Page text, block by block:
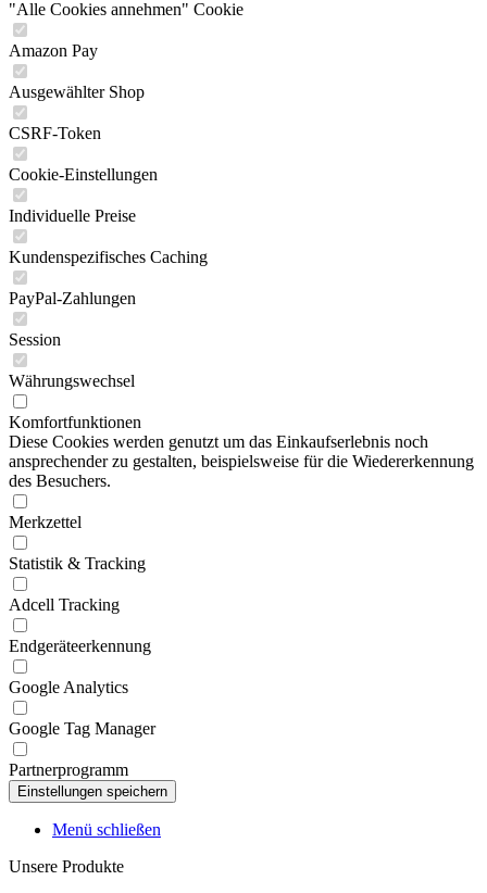
"Alle Cookies annehmen" Cookie
Amazon Pay
Ausgewählter Shop
CSRF-Token
Cookie-Einstellungen
Individuelle Preise
Kundenspezifisches Caching
PayPal-Zahlungen
Session
Währungswechsel
Komfortfunktionen
Diese Cookies werden genutzt um das Einkaufserlebnis noch
ansprechender zu gestalten, beispielsweise für die Wiedererkennung
des Besuchers.
Merkzettel
Statistik & Tracking
Adcell Tracking
Endgeräteerkennung
Google Analytics
Google Tag Manager
Partnerprogramm
Menü schließen
Unsere Produkte